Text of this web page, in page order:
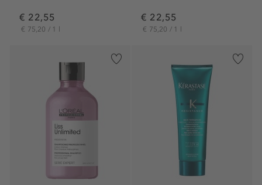
€ 22,55
€ 75,20 / 1 l
€ 22,55
€ 75,20 / 1 l